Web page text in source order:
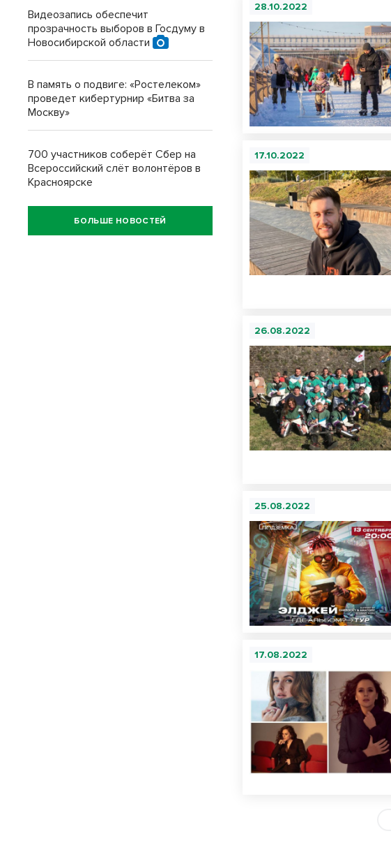
28.10.2022
17.10.2022
26.08.2022
25.08.2022
17.08.2022
Видеозапись обеспечит
прозрачность выборов в Госдуму в
Новосибирской области
В память о подвиге: «Ростелеком»
проведет кибертурнир «Битва за
Москву»
700 участников соберёт Сбер на
Всероссийский слёт волонтёров в
Красноярске
БОЛЬШЕ НОВОСТЕЙ